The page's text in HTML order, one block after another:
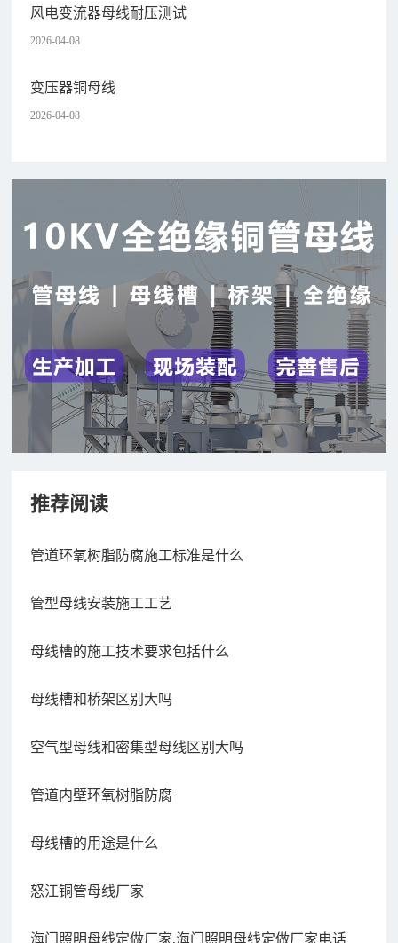
风电变流器母线耐压测试
2026-04-08
变压器铜母线
2026-04-08
推荐阅读
管道环氧树脂防腐施工标准是什么
管型母线安装施工工艺
母线槽的施工技术要求包括什么
母线槽和桥架区别大吗
空气型母线和密集型母线区别大吗
管道内壁环氧树脂防腐
母线槽的用途是什么
怒江铜管母线厂家
海门照明母线定做厂家,海门照明母线定做厂家电话